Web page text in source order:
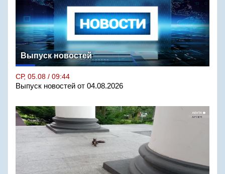
Выпуск новостей
СР, 05.08 / 09:44
Выпуск новостей от 04.08.2026